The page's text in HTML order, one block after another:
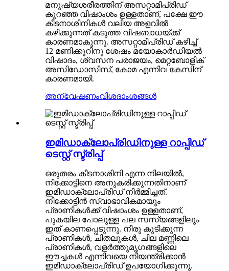
മനുഷ്യശരീരത്തിന് അസറ്റാമിപ്രിഡ്
കുറഞ്ഞ വിഷാംശം ഉള്ളതാണ്, പക്ഷേ ഈ
കീടനാശിനികൾ വലിയ അളവിൽ
കഴിക്കുന്നത് കടുത്ത വിഷബാധയ്ക്ക്
കാരണമാകുന്നു. അസറ്റാമിപ്രിഡ് കഴിച്ച്
12 മണിക്കൂറിനു ശേഷം മയോകാർഡിയൽ
വിഷാദം, ശ്വസന പരാജയം, മെറ്റബോളിക്
അസിഡോസിസ്, കോമ എന്നിവ കേസിന്
കാരണമായി.
അന്വേഷണംവിശദാംശങ്ങൾ
ഇമിഡാക്ലോപ്രിഡിനുള്ള റാപ്പിഡ്
ടെസ്റ്റ് സ്ട്രിപ്പ്
ഒരുതരം കീടനാശിനി എന്ന നിലയിൽ,
നിക്കോട്ടിനെ അനുകരിക്കുന്നതിനാണ്
ഇമിഡാക്ലോപ്രിഡ് നിർമ്മിച്ചത്.
നിക്കോട്ടിൻ സ്വാഭാവികമായും
പ്രാണികൾക്ക് വിഷാംശം ഉള്ളതാണ്,
പുകയില പോലുള്ള പല സസ്യങ്ങളിലും
ഇത് കാണപ്പെടുന്നു. നീരു കുടിക്കുന്ന
പ്രാണികൾ, ചിതലുകൾ, ചില മണ്ണിലെ
പ്രാണികൾ, വളർത്തുമൃഗങ്ങളിലെ
ഈച്ചകൾ എന്നിവയെ നിയന്ത്രിക്കാൻ
ഇമിഡാക്ലോപ്രിഡ് ഉപയോഗിക്കുന്നു.